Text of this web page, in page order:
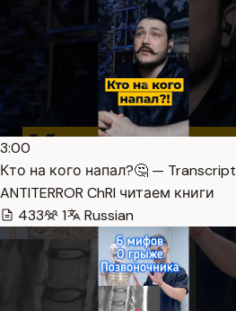
3:00
Кто на кого напал?🤔 — Transcript
ANTITERROR ChRI читаем книги
433
1 Russian